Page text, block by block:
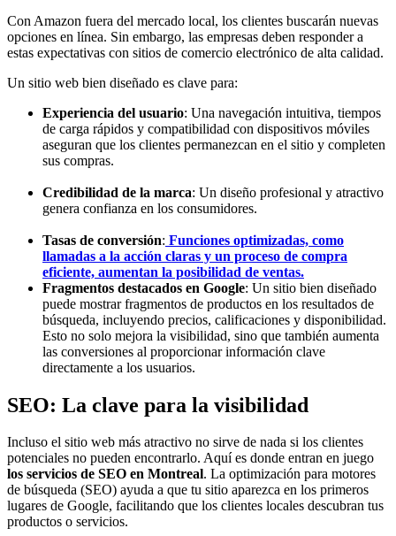
Con Amazon fuera del mercado local, los clientes buscarán nuevas
opciones en línea. Sin embargo, las empresas deben responder a
estas expectativas con sitios de comercio electrónico de alta calidad.
Un sitio web bien diseñado es clave para:
Experiencia del usuario: Una navegación intuitiva, tiempos
de carga rápidos y compatibilidad con dispositivos móviles
aseguran que los clientes permanezcan en el sitio y completen
sus compras.
Credibilidad de la marca: Un diseño profesional y atractivo
genera confianza en los consumidores.
Tasas de conversión: Funciones optimizadas, como
llamadas a la acción claras y un proceso de compra
eficiente, aumentan la posibilidad de ventas.
Fragmentos destacados en Google: Un sitio bien diseñado
puede mostrar fragmentos de productos en los resultados de
búsqueda, incluyendo precios, calificaciones y disponibilidad.
Esto no solo mejora la visibilidad, sino que también aumenta
las conversiones al proporcionar información clave
directamente a los usuarios.
SEO: La clave para la visibilidad
Incluso el sitio web más atractivo no sirve de nada si los clientes
potenciales no pueden encontrarlo. Aquí es donde entran en juego
los servicios de SEO en Montreal. La optimización para motores
de búsqueda (SEO) ayuda a que tu sitio aparezca en los primeros
lugares de Google, facilitando que los clientes locales descubran tus
productos o servicios.